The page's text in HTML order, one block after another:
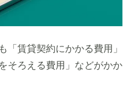
「賃貸契約にかかる費用」
そろえる費用」などがかか